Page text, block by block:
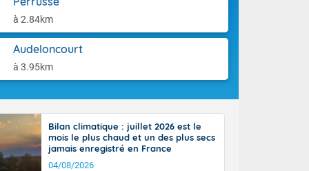
à 2.84km
Audeloncourt
à 3.95km
sur
avec des
sur le sud
sur la
entre 50 et
résiste sur
Alpes à
et 20
Bilan climatique : juillet 2026 est le
mois le plus chaud et un des plus secs
jamais enregistré en France
04/08/2026